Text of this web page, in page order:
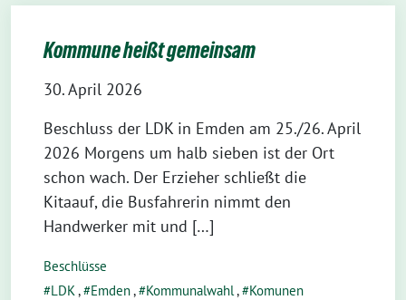
Kommune heißt gemeinsam
30. April 2026
Beschluss der LDK in Emden am 25./26. April
2026 Morgens um halb sieben ist der Ort
schon wach. Der Erzieher schließt die
Kitaauf, die Busfahrerin nimmt den
Handwerker mit und […]
Beschlüsse
LDK, Emden, Kommunalwahl, Komunen